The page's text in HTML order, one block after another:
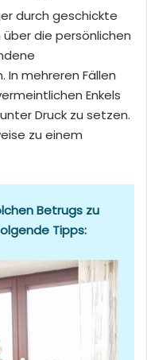
durch geschickte
die persönlichen
mehreren Fällen
Enkels
Druck zu setzen.
zu einem
Betrugs zu
Tipps: